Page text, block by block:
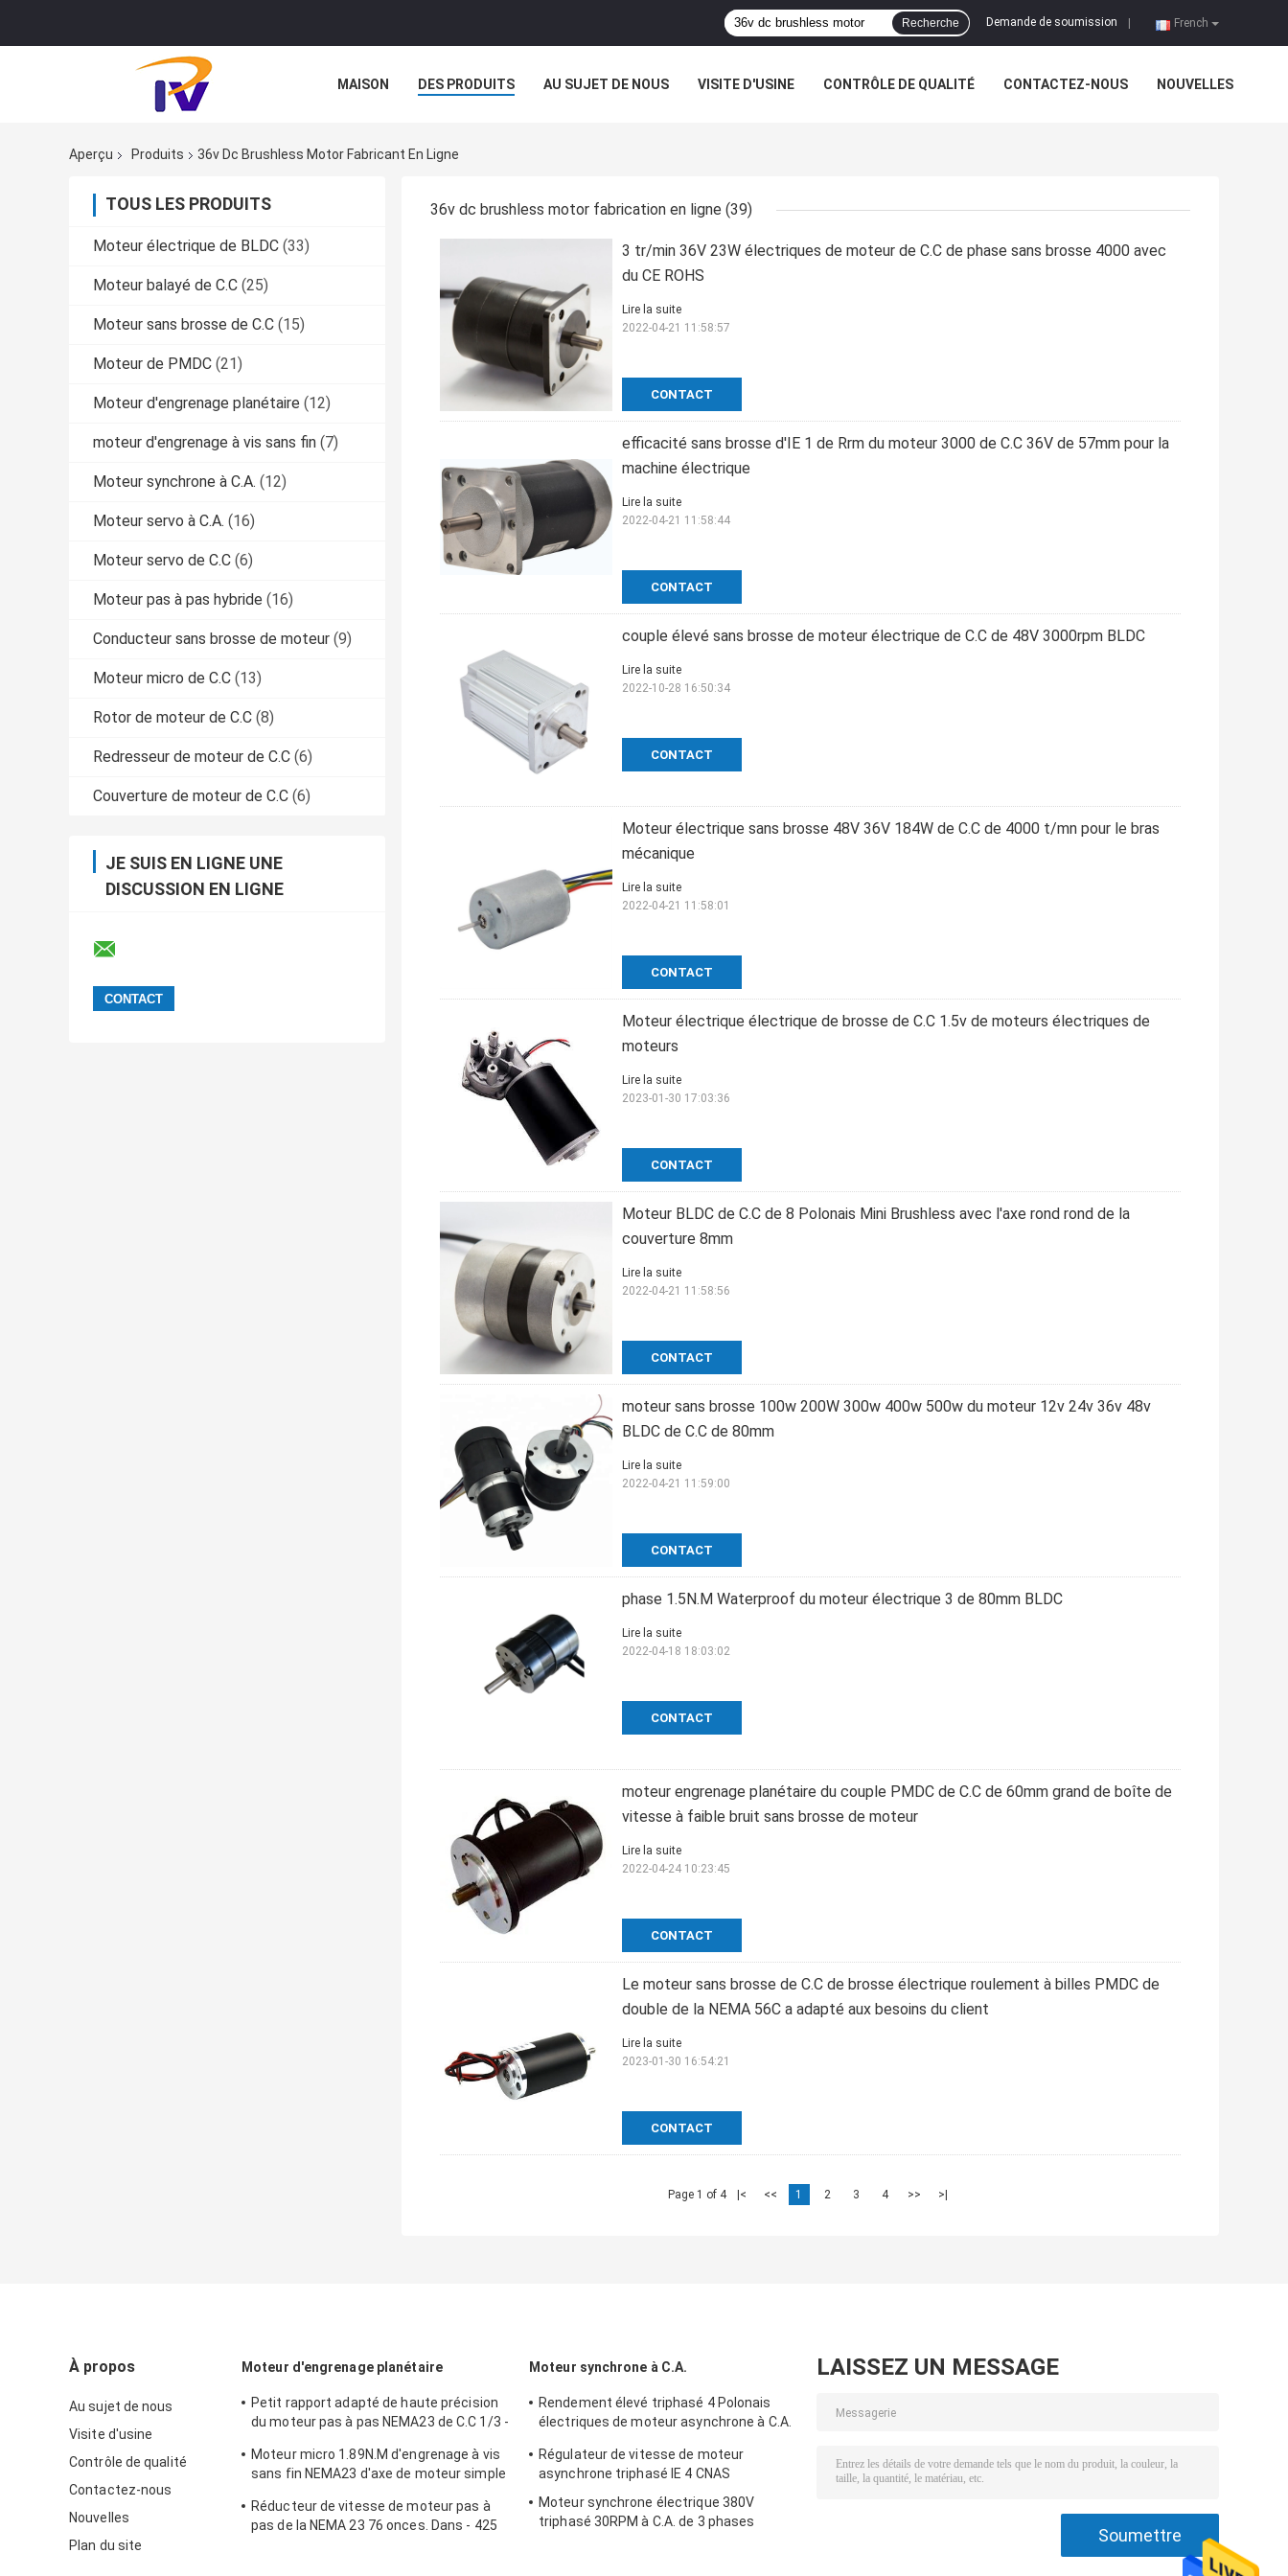
French
Demande de soumission
Recherche
MAISON DES PRODUITS AU SUJET DE NOUS VISITE D'USINE CONTRÔLE DE QUALITÉ CONTACTEZ-NOUS NOUVELLES
Aperçu
Produits 36v Dc Brushless Motor Fabricant En Ligne
TOUS LES PRODUITS
Moteur électrique de BLDC (33)
Moteur balayé de C.C (25)
Moteur sans brosse de C.C (15)
Moteur de PMDC (21)
Moteur d'engrenage planétaire (12)
moteur d'engrenage à vis sans fin (7)
Moteur synchrone à C.A. (12)
Moteur servo à C.A. (16)
Moteur servo de C.C (6)
Moteur pas à pas hybride (16)
Conducteur sans brosse de moteur (9)
Moteur micro de C.C (13)
Rotor de moteur de C.C (8)
Redresseur de moteur de C.C (6)
Couverture de moteur de C.C (6)
JE SUIS EN LIGNE UNE
DISCUSSION EN LIGNE
36v dc brushless motor fabrication en ligne (39)
3 tr/min 36V 23W électriques de moteur de C.C de phase sans brosse 4000 avec
du CE ROHS
CONTACT
Lire la suite
2022-04-21 11:58:57
efficacité sans brosse d'IE 1 de Rrm du moteur 3000 de C.C 36V de 57mm pour la
machine électrique
CONTACT
Lire la suite
2022-04-21 11:58:44
couple élevé sans brosse de moteur électrique de C.C de 48V 3000rpm BLDC
CONTACT
Lire la suite
2022-10-28 16:50:34
Moteur électrique sans brosse 48V 36V 184W de C.C de 4000 t/mn pour le bras
mécanique
CONTACT
Lire la suite
2022-04-21 11:58:01
Moteur électrique électrique de brosse de C.C 1.5v de moteurs électriques de
moteurs
CONTACT
Lire la suite
2023-01-30 17:03:36
Moteur BLDC de C.C de 8 Polonais Mini Brushless avec l'axe rond rond de la
couverture 8mm
CONTACT
Lire la suite
2022-04-21 11:58:56
moteur sans brosse 100w 200W 300w 400w 500w du moteur 12v 24v 36v 48v
BLDC de C.C de 80mm
CONTACT
Lire la suite
2022-04-21 11:59:00
phase 1.5N.M Waterproof du moteur électrique 3 de 80mm BLDC
CONTACT
Lire la suite
2022-04-18 18:03:02
moteur engrenage planétaire du couple PMDC de C.C de 60mm grand de boîte de
vitesse à faible bruit sans brosse de moteur
CONTACT
Lire la suite
2022-04-24 10:23:45
Le moteur sans brosse de C.C de brosse électrique roulement à billes PMDC de
double de la NEMA 56C a adapté aux besoins du client
CONTACT
Lire la suite
2023-01-30 16:54:21
Page 1 of 4 |< << 1 2 3 4 >> >|
À propos
Au sujet de nous
Visite d'usine
Contrôle de qualité
Contactez-nous
Nouvelles
Plan du site
Moteur d'engrenage planétaire
Petit rapport adapté de haute précision
du moteur pas à pas NEMA23 de C.C 1/3 -
Moteur micro 1.89N.M d'engrenage à vis
sans fin NEMA23 d'axe de moteur simple
Réducteur de vitesse de moteur pas à
pas de la NEMA 23 76 onces. Dans - 425
Moteur synchrone à C.A.
Rendement élevé triphasé 4 Polonais
électriques de moteur asynchrone à C.A.
Régulateur de vitesse de moteur
asynchrone triphasé IE 4 CNAS
Moteur synchrone électrique 380V
triphasé 30RPM à C.A. de 3 phases
LAISSEZ UN MESSAGE